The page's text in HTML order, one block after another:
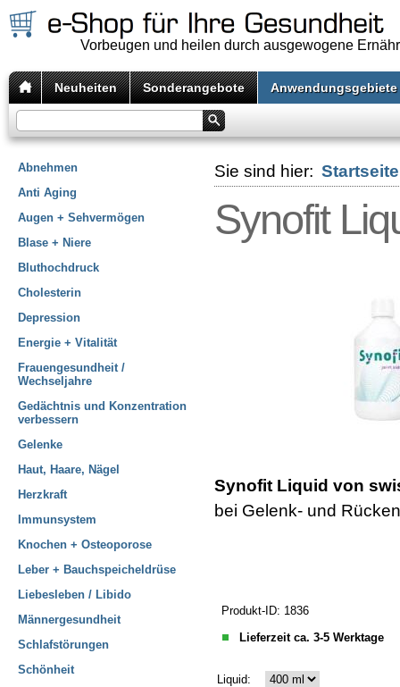
Vorbeugen und heilen durch ausgewogene
Neuheiten Sonderangebote Anwendungsgebiete
Abnehmen
Anti Aging
Augen + Sehvermögen
Blase + Niere
Bluthochdruck
Cholesterin
Depression
Energie + Vitalität
Frauengesundheit /
Wechseljahre
Gedächtnis und Konzentration
verbessern
Gelenke
Haut, Haare, Nägel
Herzkraft
Immunsystem
Knochen + Osteoporose
Leber + Bauchspeicheldrüse
Liebesleben / Libido
Männergesundheit
Schlafstörungen
Schönheit
Sie sind hier: Startseite
Synofit
Synofit Liquid von
bei Gelenk- und
Produkt-ID: 1836
Lieferzeit ca. 3-5 Werktage
Liquid: